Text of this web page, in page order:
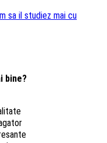
sa il studiez mai cu
bine?